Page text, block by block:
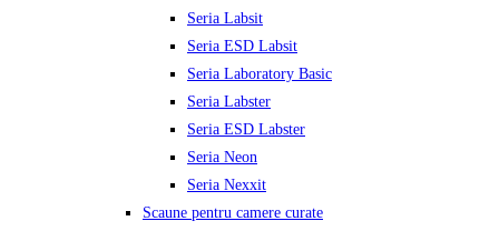
Seria Labsit
Seria ESD Labsit
Seria Laboratory Basic
Seria Labster
Seria ESD Labster
Seria Neon
Seria Nexxit
Scaune pentru camere curate